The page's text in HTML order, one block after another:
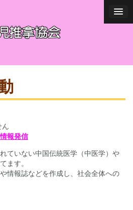
ん
報発信
ていない中国伝統医学（中医学）や
ます。
情報誌などを作成し、社会全体への